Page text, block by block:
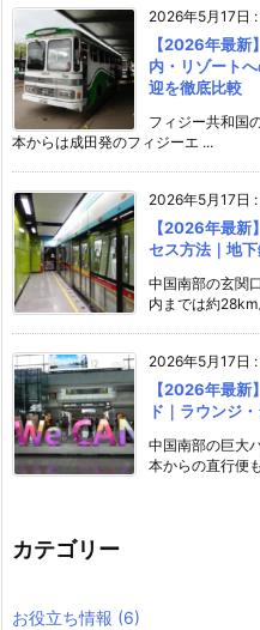
2026年5月17日 :
【2026年最
内・リゾート
迎を徹底比較
フィジー共和国
本からは成田発のフィジーエ ...
2026年5月17日 :
【2026年最新
セス方法｜地
中国南部の玄関
内までは約
2026年5月17日 :
【2026年最新
ド｜ラウンジ
中国南部の巨大
本からの直行便
カテゴリー
お役立ち情報 (6)